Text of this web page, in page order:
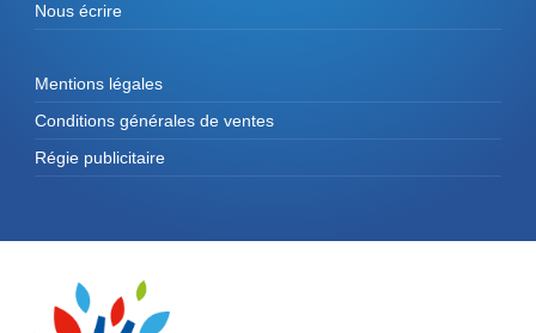
Nous écrire
Mentions légales
Conditions générales de ventes
Régie publicitaire